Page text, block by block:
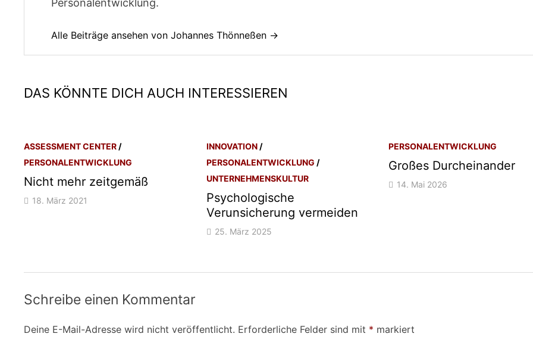
Alle Beiträge ansehen von Johannes Thönneßen →
DAS KÖNNTE DICH AUCH INTERESSIEREN
ASSESSMENT CENTER /
PERSONALENTWICKLUNG
Nicht mehr zeitgemäß
18. März 2021
INNOVATION/
PERSONALENTWICKLUNG /
UNTERNEHMENSKULTUR
Psychologische
Verunsicherung vermeiden
25. März 2025
PERSONALENTWICKLUNG
Großes Durcheinander
14. Mai 2026
Schreibe einen Kommentar
Deine E-Mail-Adresse wird nicht veröffentlicht. Erforderliche Felder sind mit * markiert